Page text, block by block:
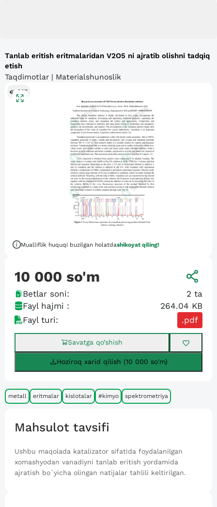
Tanlab eritish eritmalaridan V2O5 ni ajratib olishni tadqiq
etish
Taqdimotlar | Materialshunoslik
207
Mualliflik huquqi buzilgan holatdashikoyat qiling!
10 000 so'm
Betlar soni: 2 ta
Fayl hajmi :
264.04 KB
Fayl turi:
.pdf
Savatga qo’shish
Hoziroq xarid qilish (10 000 so'm)
metall eritmalar kislotalar #kimyo spektrometriya
Mahsulot tavsifi
Ushbu maqolada katalizator sifatida foydalanilgan
xomashyodan vanadiyni tanlab eritish yordamida
ajratish bo`yicha olingan natijalar tahlili keltirilgan.